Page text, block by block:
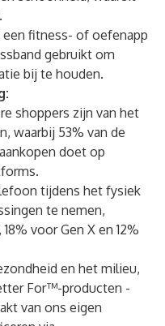
een fitness- of oefenapp
gebruikt om
bij te houden.
shoppers zijn van het
waarbij 53% van de
doet op
tijdens het fysiek
te nemen,
voor Gen X en 12%
en het milieu,
For™-producten -
van ons eigen